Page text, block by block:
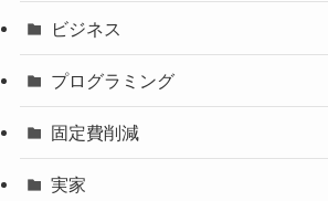
ビジネス
プログラミング
固定費削減
実家